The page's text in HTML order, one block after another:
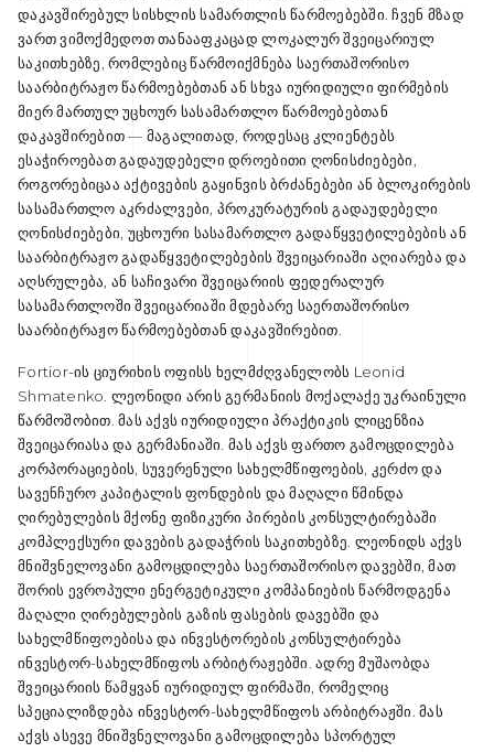
დაკავშირებულ სისხლის სამართლის წარმოებებში. ჩვენ მზად
ვართ ვიმოქმედოთ თანააფკაცად ლოკალურ შვეიცარიულ
საკითხებზე, რომლებიც წარმოიქმნება საერთაშორისო
საარბიტრაჟო წარმოებებთან ან სხვა იურიდიული ფირმების
მიერ მართულ უცხოურ სასამართლო წარმოებებთან
დაკავშირებით — მაგალითად, როდესაც კლიენტებს
ესაჭიროებათ გადაუდებელი დროებითი ღონისძიებები,
როგორებიცაა აქტივების გაყინვის ბრძანებები ან ბლოკირების
სასამართლო აკრძალვები, პროკურატურის გადაუდებელი
ღონისძიებები, უცხოური სასამართლო გადაწყვეტილებების ან
საარბიტრაჟო გადაწყვეტილებების შვეიცარიაში აღიარება და
აღსრულება, ან საჩივარი შვეიცარიის ფედერალურ
სასამართლოში შვეიცარიაში მდებარე საერთაშორისო
საარბიტრაჟო წარმოებებთან დაკავშირებით.
Fortior-ის ციურიხის ოფისს ხელმძღვანელობს Leonid
Shmatenko. ლეონიდი არის გერმანიის მოქალაქე უკრაინული
წარმოშობით. მას აქვს იურიდიული პრაქტიკის ლიცენზია
შვეიცარიასა და გერმანიაში. მას აქვს ფართო გამოცდილება
კორპორაციების, სუვერენული სახელმწიფოების, კერძო და
სავენჩურო კაპიტალის ფონდების და მაღალი წმინდა
ღირებულების მქონე ფიზიკური პირების კონსულტირებაში
კომპლექსური დავების გადაჭრის საკითხებზე. ლეონიდს აქვს
მნიშვნელოვანი გამოცდილება საერთაშორისო დავებში, მათ
შორის ევროპული ენერგეტიკული კომპანიების წარმოდგენა
მაღალი ღირებულების გაზის ფასების დავებში და
სახელმწიფოებისა და ინვესტორების კონსულტირება
ინვესტორ-სახელმწიფოს არბიტრაჟებში. ადრე მუშაობდა
შვეიცარიის წამყვან იურიდიულ ფირმაში, რომელიც
სპეციალიზდება ინვესტორ-სახელმწიფოს არბიტრაჟში. მას
აქვს ასევე მნიშვნელოვანი გამოცდილება სპორტულ